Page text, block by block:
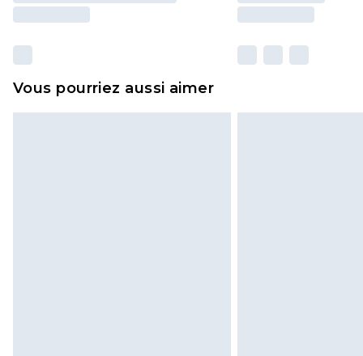
Vous pourriez aussi aimer